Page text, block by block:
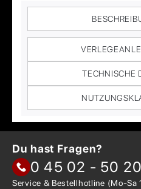
TECHNISCHE
Du hast Fragen?
0 45 02 - 50 20
Service & Bestellhotline (Mo-Sa